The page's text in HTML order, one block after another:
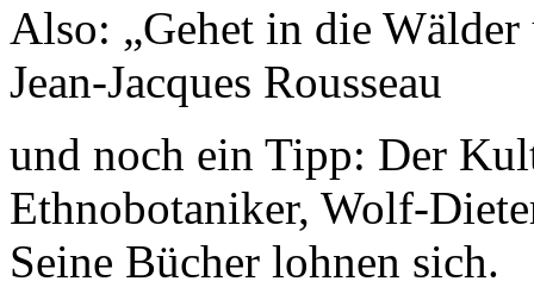
Also: „Gehet in die
Jean-Jacques Rousseau
und noch ein Tipp: Der
Ethnobotaniker, Wolf-
Seine Bücher lohnen sich.